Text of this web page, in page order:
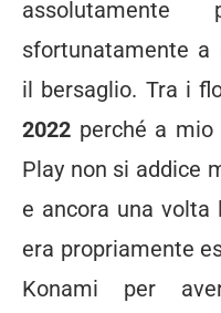
assolutamente
sfortunatamente a
il bersaglio. Tra i
2022 perché a
Play non si addice
e ancora una volta
era propriamente
Konami per